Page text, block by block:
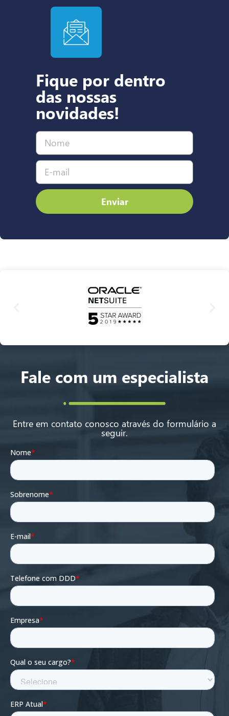
Fique por dentro
das nossas
novidades!
Enviar
Fale com um especialista
Entre em contato conosco através do formulário a
seguir.